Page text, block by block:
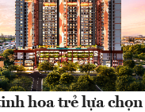
hoa trẻ lựa chọn